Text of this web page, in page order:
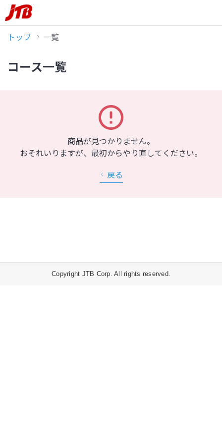
トップ 一覧
コース一覧
商品が見つかりません。
おそれいりますが、最初からやり直してください。
戻る
Copyright JTB Corp. All rights reserved.